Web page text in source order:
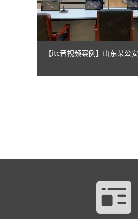
【itc音视频案例】山东某公